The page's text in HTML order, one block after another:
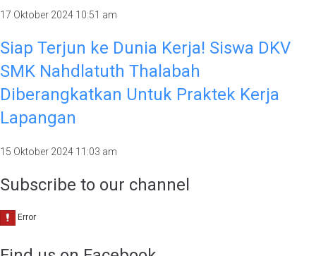
17 Oktober 2024 10:51 am
Siap Terjun ke Dunia Kerja! Siswa DKV
SMK Nahdlatuth Thalabah
Diberangkatkan Untuk Praktek Kerja
Lapangan
15 Oktober 2024 11:03 am
Subscribe to our channel